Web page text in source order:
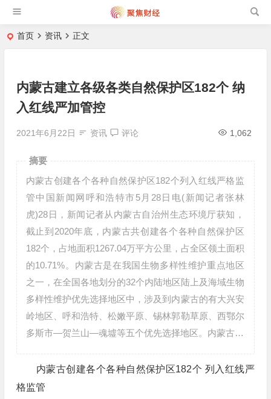
首页 资讯 正文
内蒙古建立各级各类自然保护区182个 纳
入红线严加管控
2021年6月22日 资讯 评论 1,062
摘要
内蒙古创建各个各种自然保护区182个列入红线严格监
管中国新闻网呼和浩特市5月28日电(新闻记者张林
虎)28日，新闻记者从内蒙古自治州生态环境厅获知，
截止到2020年底，内蒙古共创建各个各种自然保护区
182个，占地面积1267.04万平方公里，占全区领土面积
的10.71%。内蒙古是在我国生物多样性维护重点地区
之一，在全国各地划分的32个内陆地区陆上及海域生物
多样性维护优先选择地区中，涉及到内蒙古的有大兴安
岭地区、呼和浩特、松嫩平原、锡林郭勒草原、西鄂尔
多斯市—贺兰山—魂墟等五个优先选择地区。内蒙古…
内蒙古创建各个各种自然保护区182个 列入红线严
格监管